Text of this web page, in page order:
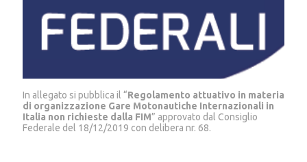
In allegato si pubblica il “Regolamento attuativo in materia
di organizzazione Gare Motonautiche Internazionali in
Italia non richieste dalla FIM” approvato dal Consiglio
Federale del 18/12/2019 con delibera nr. 68.